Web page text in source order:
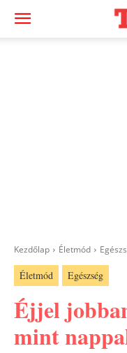
Kezdőlap Életmód
Életmód Egészség
Éjjel
mint